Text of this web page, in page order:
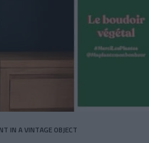
IN A VINTAGE OBJECT